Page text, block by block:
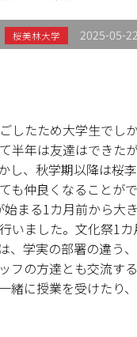
桜美林大学 2025-05-
したため大学生でし
半年は友達はできた
し、秋学期以降は桜
も仲良くなることが
まる1カ月前から大
いました。文化祭1
、学実の部署の違う
フの方達とも交流す
緒に授業を受けたり